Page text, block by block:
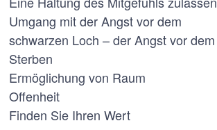
Umgang mit der Angst vor dem
schwarzen Loch – der Angst vor dem
Sterben
Ermöglichung von Raum
Offenheit
Finden Sie Ihren Wert